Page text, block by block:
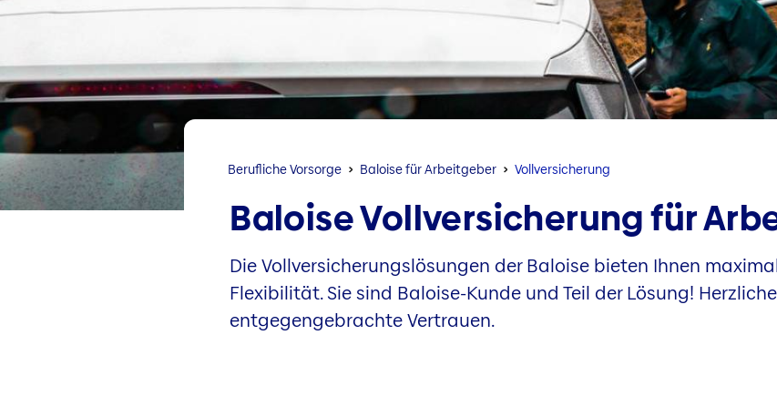
Berufliche Vorsorge Baloise für Arbeitgeber Vollversicherung
Baloise Vollversicherung für
Die Vollversicherungslösungen der Baloise bieten Ihnen
Flexibilität. Sie sind Baloise-Kunde und Teil der Lösung!
entgegengebrachte Vertrauen.